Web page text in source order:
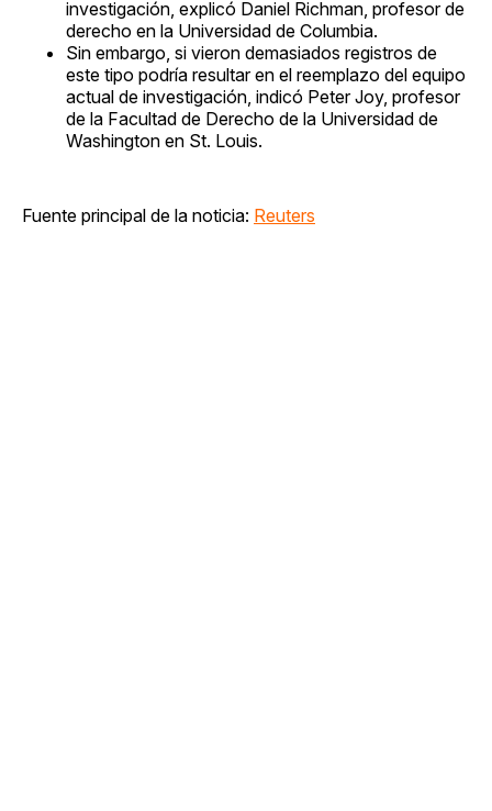
investigación, explicó Daniel Richman, profesor de
derecho en la Universidad de Columbia.
Sin embargo, si vieron demasiados registros de
este tipo podría resultar en el reemplazo del equipo
actual de investigación, indicó Peter Joy, profesor
de la Facultad de Derecho de la Universidad de
Washington en St. Louis.
Fuente principal de la noticia: Reuters